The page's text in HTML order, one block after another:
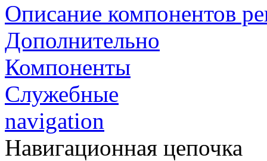
Описание компонентов
Дополнительно
Компоненты
Служебные
navigation
Навигационная цепочка